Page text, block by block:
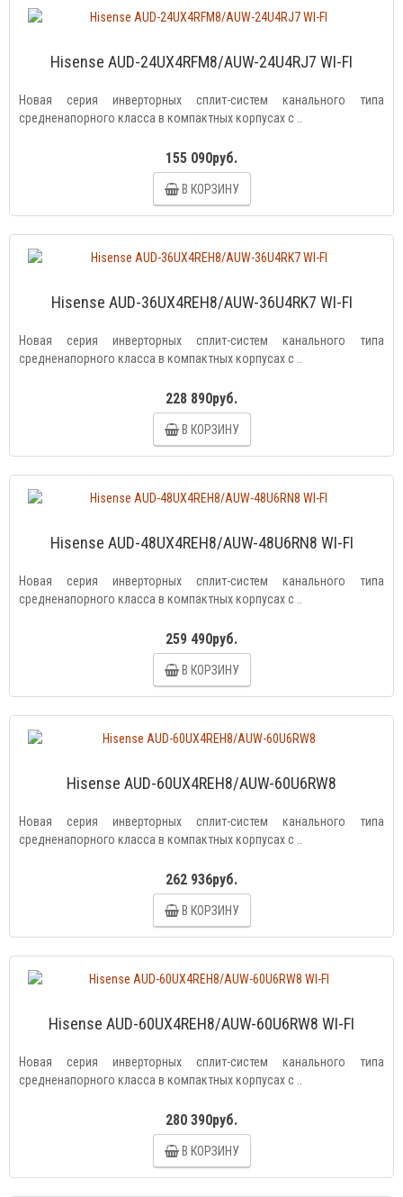
Hisense AUD-24UX4RFM8/AUW-24U4RJ7 WI-FI
Новая серия инверторных сплит-систем канального типа
средненапорного класса в компактных корпусах с ..
155 090руб.
В КОРЗИНУ
Hisense AUD-36UX4REH8/AUW-36U4RK7 WI-FI
Новая серия инверторных сплит-систем канального типа
средненапорного класса в компактных корпусах с ..
228 890руб.
В КОРЗИНУ
Hisense AUD-48UX4REH8/AUW-48U6RN8 WI-FI
Новая серия инверторных сплит-систем канального типа
средненапорного класса в компактных корпусах с ..
259 490руб.
В КОРЗИНУ
Hisense AUD-60UX4REH8/AUW-60U6RW8
Новая серия инверторных сплит-систем канального типа
средненапорного класса в компактных корпусах с ..
262 936руб.
В КОРЗИНУ
Hisense AUD-60UX4REH8/AUW-60U6RW8 WI-FI
Новая серия инверторных сплит-систем канального типа
средненапорного класса в компактных корпусах с ..
280 390руб.
В КОРЗИНУ